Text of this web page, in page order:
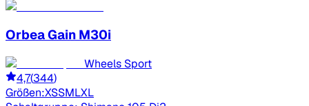
OrbeaGain M30i
Wheels Sport
4,7(344)
Größen:XSSMLXL